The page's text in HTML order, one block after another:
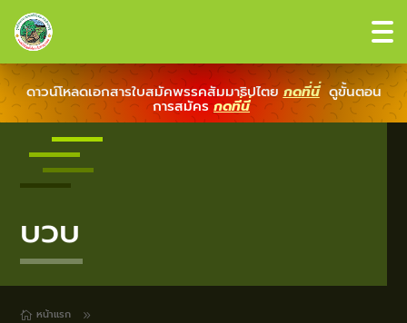
ดาวน์โหลดเอกสารใบสมัคพรรคสัมมาธิปไตย กดที่นี่ ดูขั้นตอน
การสมัครกดที่นี่
บวบ
 หน้าแรก 9